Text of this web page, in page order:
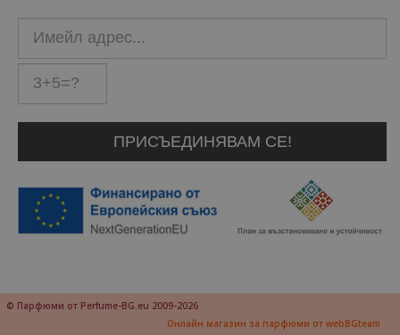
© Парфюми от Perfume-BG.eu 2009-2026
Онлайн магазин за парфюми от webBGteam